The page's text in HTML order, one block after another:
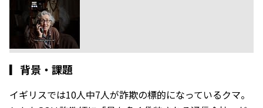
▎ 背景・課題
イギリスでは10人中7人が詐欺の標的になっているクマ。